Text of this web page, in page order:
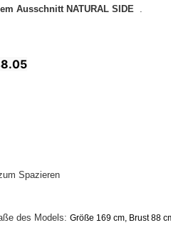
Ausschnitt NATURAL SIDE .
Spazieren
des Models: Größe 169 cm, Brust 88